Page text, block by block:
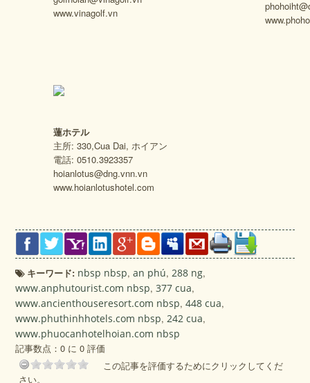
www.vinagolf.vn
蓮ホテル
主所: 330,Cua Dai, ホイアン
電話: 0510.3923357
hoianlotus@dng.vnn.vn
www.hoianlotushotel.com
キーワード: nbsp nbsp,an phú,288 ng,
www.anphutourist.com nbsp,377 cua,
www.ancienthouseresort.com nbsp,448 cua,
www.phuthinhhotels.com nbsp,242 cua,
www.phuocanhotelhoian.com nbsp
記事数点：0 に 0 評価
この記事を評価するためにクリックしてくだ
さい。